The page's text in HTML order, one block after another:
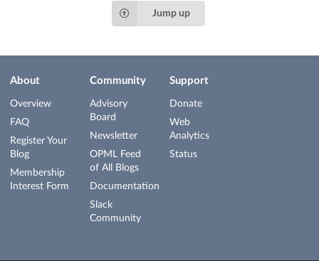
Jump up
About
Overview
FAQ
Register Your
Blog
Membership
Interest Form
Community
Advisory
Board
Newsletter
OPML Feed
of All Blogs
Documentation
Slack
Community
Support
Donate
Web
Analytics
Status